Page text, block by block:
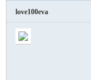
love100eva